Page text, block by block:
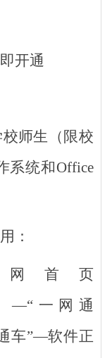
开通
师生（限校
系统和Office
：
首页
—“一网通
车”—软件正